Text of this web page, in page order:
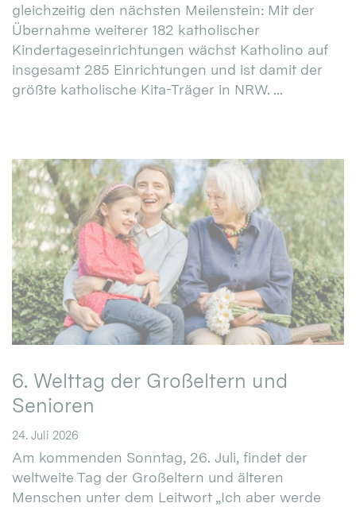
gleichzeitig den nächsten Meilenstein: Mit der
Übernahme weiterer 182 katholischer
Kindertageseinrichtungen wächst Katholino auf
insgesamt 285 Einrichtungen und ist damit der
größte katholische Kita-Träger in NRW. ...
6. Welttag der Großeltern und
Senioren
24. Juli 2026
Am kommenden Sonntag, 26. Juli, findet der
weltweite Tag der Großeltern und älteren
Menschen unter dem Leitwort „Ich aber werde